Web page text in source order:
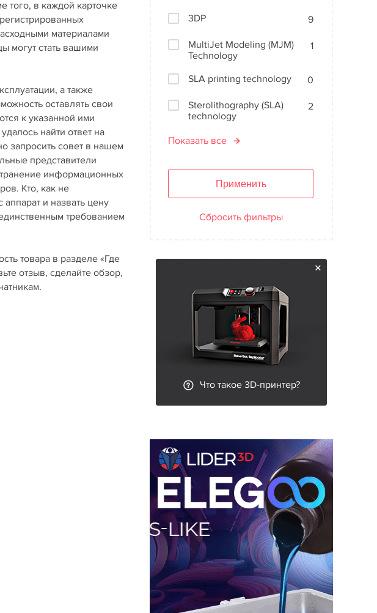
того, в каждой карточке
материалами
могут стать вашими
а также
оставлять свои
к указанной ими
найти ответ на
запросить совет в нашем
представители
информационных
Кто, как не
и назвать цену
требованием
товара в разделе «Где
отзыв, сделайте обзор,
3DP 9
MultiJet Modeling (MJM)
Technology
1
SLA printing technology 0
Sterolithography (SLA)
technology
2
Показать все
Применить
Сбросить фильтры
Что такое 3D-принтер?